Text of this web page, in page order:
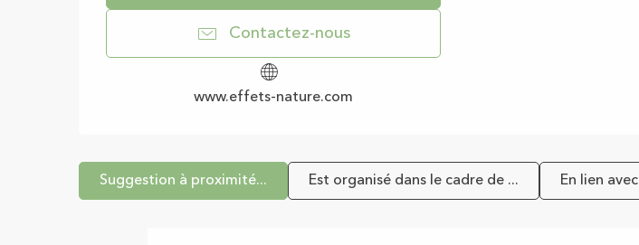
Contactez-nous
www.effets-nature.com
Suggestion à proximité... Est organisé dans le cadre de ... En lien avec